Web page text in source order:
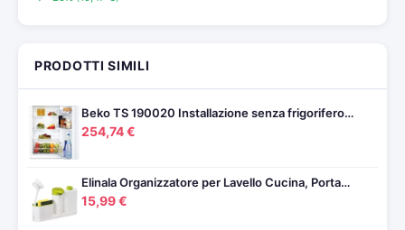
PRODOTTI SIMILI
Beko TS 190020 Installazione senza frigorifero…
254,74 €
Elinala Organizzatore per Lavello Cucina, Porta…
15,99 €